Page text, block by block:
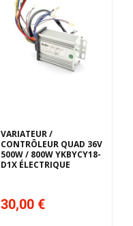
VARIATEUR /
CONTRÔLEUR QUAD 36V
500W / 800W YKBYCY18-
D1X ÉLECTRIQUE
30,00 €